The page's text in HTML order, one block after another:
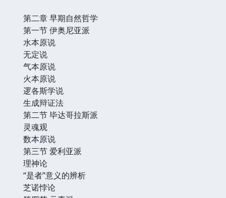
第二章 早期自然哲学
第一节 伊奥尼亚派
水本原说
无定说
气本原说
火本原说
逻各斯学说
生成辩证法
第二节 毕达哥拉斯派
灵魂观
数本原说
第三节 爱利亚派
理神论
“是者”意义的辨析
芝诺悖论